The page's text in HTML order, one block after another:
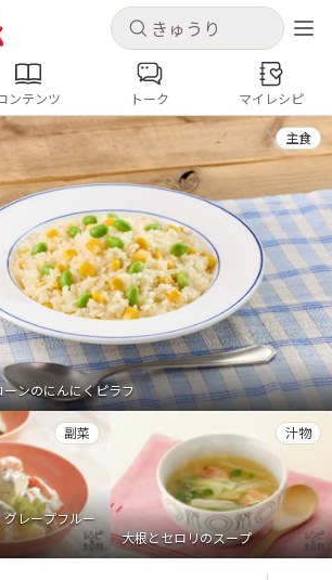
キャンセル
インするとレシピを保存できます
ン 新規登録
ツ
お問い合わせ
キャンセル
コンテンツ
シピ
なす トマト
とうもろこし
みょうが ゴーヤ
ンテンツ トーク マイレシピ
ンのにんにくピラフ
主食
レープフルー
副菜
大根とセロリのスープ
汁物